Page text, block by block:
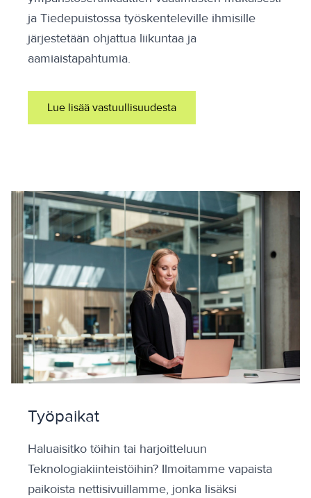
ja Tiedepuistossa työskenteleville ihmisille
järjestetään ohjattua liikuntaa ja
aamiaistapahtumia.
Lue lisää vastuullisuudesta
Työpaikat
Haluaisitko töihin tai harjoitteluun
Teknologiakiinteistöihin? Ilmoitamme vapaista
paikoista nettisivuillamme, jonka lisäksi